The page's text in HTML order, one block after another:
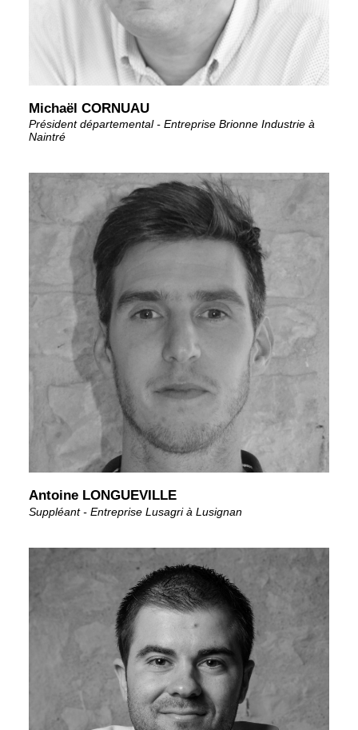
Michaël CORNUAU
Président départemental - Entreprise Brionne Industrie à
Naintré
Antoine LONGUEVILLE
Suppléant - Entreprise Lusagri à Lusignan